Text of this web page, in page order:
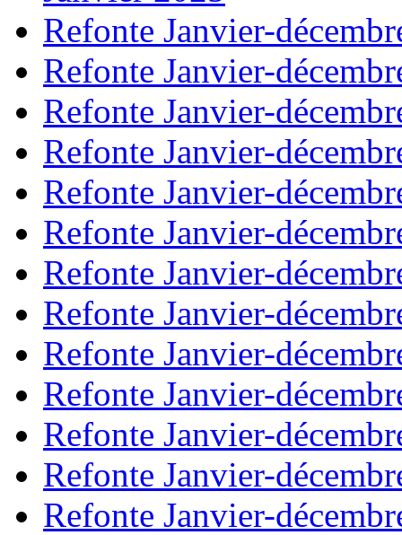
Refonte Janvier-
Refonte Janvier-
Refonte Janvier-
Refonte Janvier-
Refonte Janvier-
Refonte Janvier-
Refonte Janvier-
Refonte Janvier-
Refonte Janvier-
Refonte Janvier-
Refonte Janvier-
Refonte Janvier-
Refonte Janvier-